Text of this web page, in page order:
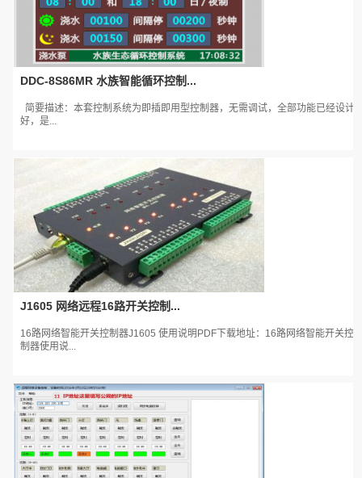
DDC-8S86MR 水族智能循环控制...
简要描述：本套控制系统为即插即用型控制器，无需调试，全部功能已经设计
好，是...
J1605 网络远程16路开关控制...
16路网络智能开关控制器J1605 使用说明PDF下载地址：16路网络智能开关控
制器使用说...